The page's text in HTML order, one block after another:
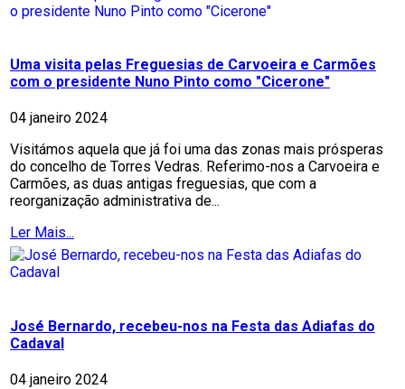
Uma visita pelas Freguesias de Carvoeira e Carmões
com o presidente Nuno Pinto como "Cicerone"
04 janeiro 2024
Visitámos aquela que já foi uma das zonas mais prósperas
do concelho de Torres Vedras. Referimo-nos a Carvoeira e
Carmões, as duas antigas freguesias, que com a
reorganização administrativa de...
Ler Mais...
José Bernardo, recebeu-nos na Festa das Adiafas do
Cadaval
04 janeiro 2024